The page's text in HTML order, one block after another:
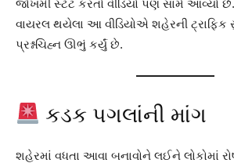
જોખમી સ્ટંટ કરતો વીડિયો પણ સામે આવ્યો છે.
વાયરલ થયેલા આ વીડિયોએ શહેરની ટ્રાફિક
પ્રશ્નચિહ્ન ઊભું કર્યું છે.
કડક પગલાંની માંગ
શહેરમાં વધતા આવા બનાવોને લઈને લોકોમાં